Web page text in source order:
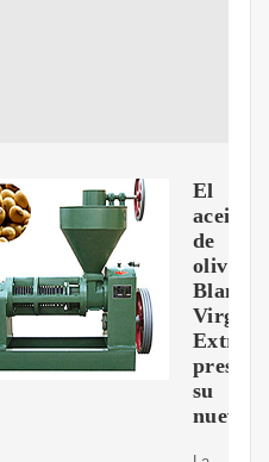
El
aceite
de
oliva
Blanco
Virgen
Extra
su
nuevo